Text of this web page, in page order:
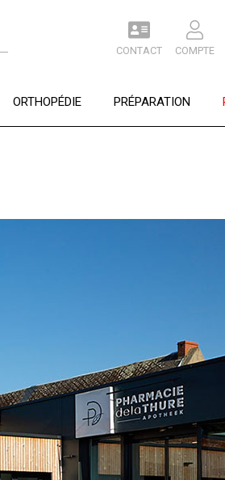
CONTACT COMPTE
ORTHOPÉDIE PRÉPARATION